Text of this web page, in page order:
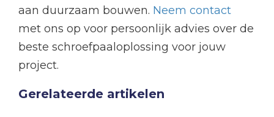
aan duurzaam bouwen. Neem contact
met ons op voor persoonlijk advies over de
beste schroefpaaloplossing voor jouw
project.
Gerelateerde artikelen